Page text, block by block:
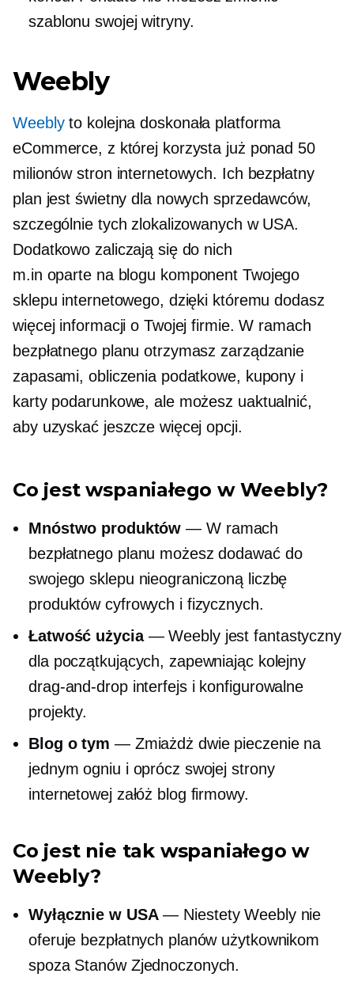
szablonu swojej witryny.
Weebly
Weeblyto kolejna doskonała platforma
eCommerce, z której korzysta już ponad 50
milionów stron internetowych. Ich bezpłatny
plan jest świetny dla nowych sprzedawców,
szczególnie tych zlokalizowanych w USA.
Dodatkowo zaliczają się do nich
m.in oparte na blogu komponent Twojego
sklepu internetowego, dzięki któremu dodasz
więcej informacji o Twojej firmie. W ramach
bezpłatnego planu otrzymasz zarządzanie
zapasami, obliczenia podatkowe, kupony i
karty podarunkowe, ale możesz uaktualnić,
aby uzyskać jeszcze więcej opcji.
Co jest wspaniałego w Weebly?
Mnóstwo produktów — W ramach
bezpłatnego planu możesz dodawać do
swojego sklepu nieograniczoną liczbę
produktów cyfrowych i fizycznych.
Łatwość użycia— Weebly jest fantastyczny
dla początkujących, zapewniając kolejny
drag-and-dropinterfejs i konfigurowalne
projekty.
Blog o tym — Zmiażdż dwie pieczenie na
jednym ogniu i oprócz swojej strony
internetowej załóż blog firmowy.
Co jest nie tak wspaniałego w
Weebly?
Wyłącznie w USA— Niestety Weebly nie
oferuje bezpłatnych planów użytkownikom
spoza Stanów Zjednoczonych.